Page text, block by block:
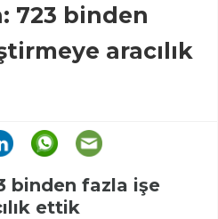
723 binden
aracılık
binden fazla işe
ettik